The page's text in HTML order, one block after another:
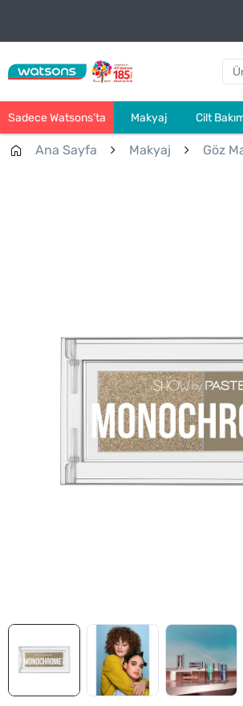
Sadece Watsons’ta Makyaj Cilt
Ana Sayfa Makyaj Göz